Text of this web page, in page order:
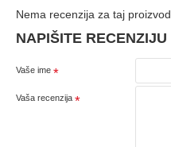
Nema recenzija za taj proizvod.
NAPIŠITE RECENZIJU
Vaše ime
Vaša recenzija